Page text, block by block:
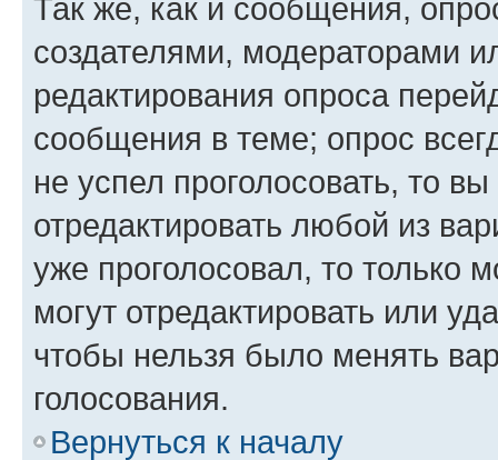
Так же, как и сообщения,
создателями, модераторами
редактирования опроса
сообщения в теме; опрос
не успел проголосовать, то
отредактировать любой из
уже проголосовал, то только
могут отредактировать или
чтобы нельзя было менять
голосования.
Вернуться к началу